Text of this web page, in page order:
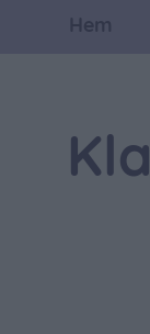
Hem